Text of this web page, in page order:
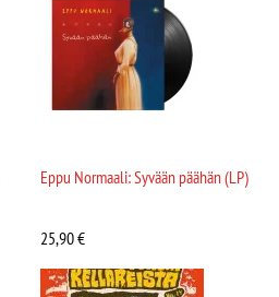
Eppu Normaali: Syvään päähän (LP)
25,90€